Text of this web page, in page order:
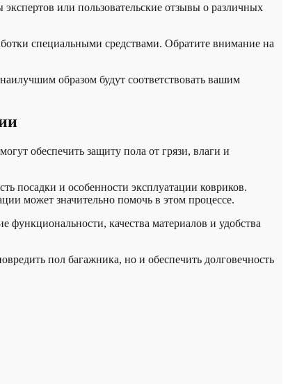
или пользовательские отзывы о различных
специальными средствами. Обратите внимание на
образом будут соответствовать вашим
обеспечить защиту пола от грязи, влаги и
посадки и особенности эксплуатации ковриков.
может значительно помочь в этом процессе.
функциональности, качества материалов и удобства
пол багажника, но и обеспечить долговечность